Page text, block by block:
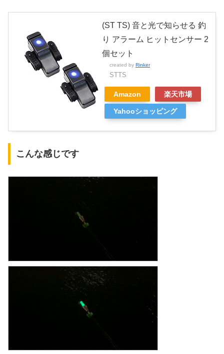
(ST TS) 音と光で知らせる 釣
り アラーム ヒットセンサー 2
個セット
created by Rinker
STTS
Amazon 楽天市場
Yahooショッピング
こんな感じです